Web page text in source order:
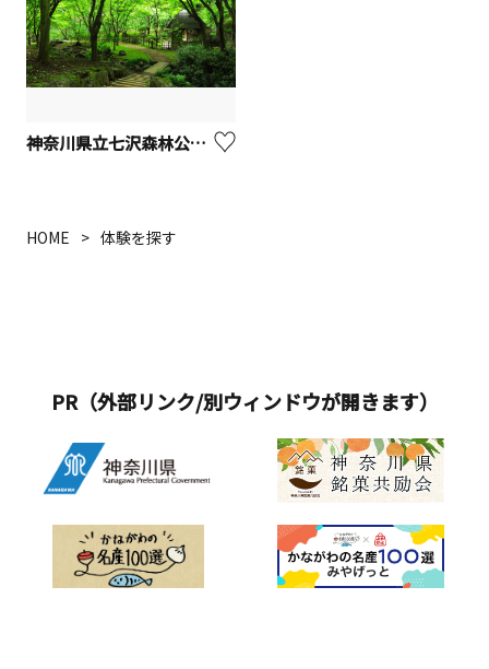
神奈川県立七沢森林公園【厚木市】
HOME 体験を探す
PR（外部リンク/別ウィンドウが開きます）